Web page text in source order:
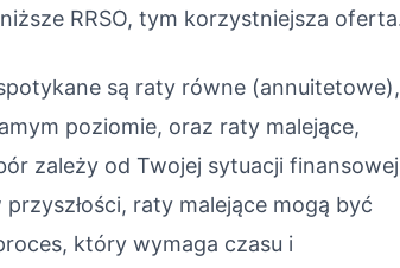
RRSO, tym korzystniejsza
są raty równe (annuitetowe),
poziomie, oraz raty malejące,
zależy od Twojej sytuacji finansowej
raty malejące mogą być
który wymaga czasu i